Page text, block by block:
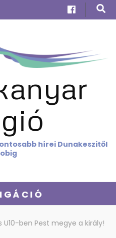
hírei Dunakeszitől
U10-ben Pest megye a király!